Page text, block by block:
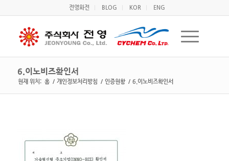
전영화전 BLOG KOR ENG
6.이노비즈확인서
현재 위치: 홈 / 개인정보처리방침 / 인증현황 / 6.이노비즈확인서